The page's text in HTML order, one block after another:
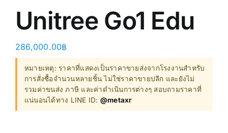
Unitree Go1 Edu
286,000.00฿
หมายเหตุ: ราคาที่แสดงเป็นราคาขายส่งจากโรงงานสำหรับ
การสั่งซื้อจำนวนหลายชิ้น ไม่ใช่ราคาขายปลีก และยังไม่
รวมค่าขนส่ง ภาษี และค่าดำเนินการต่างๆ สอบถามราคาที่
แน่นอนได้ทาง LINE ID: @metaxr